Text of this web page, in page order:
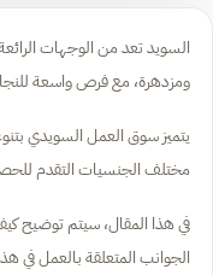
السويد تعد من الوجهات
ومزدهرة، مع فرص واسعة
يتميز سوق العمل السويدي
مختلف الجنسيات التقدم
في هذا المقال، سيتم توضيح
الجوانب المتعلقة بالعمل في